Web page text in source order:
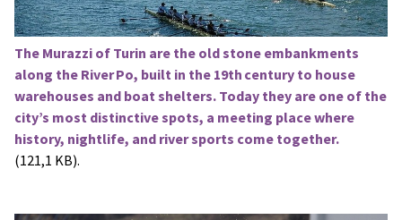
The Murazzi of Turin are the old stone embankments
along the River Po, built in the 19th century to house
warehouses and boat shelters. Today they are one of the
city’s most distinctive spots, a meeting place where
history, nightlife, and river sports come together.
(121,1 KB).